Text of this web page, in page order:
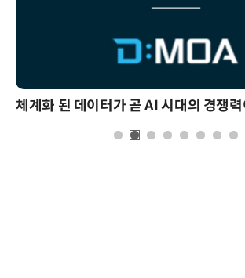
체계화 된 데이터가 곧 AI 시대의 경쟁